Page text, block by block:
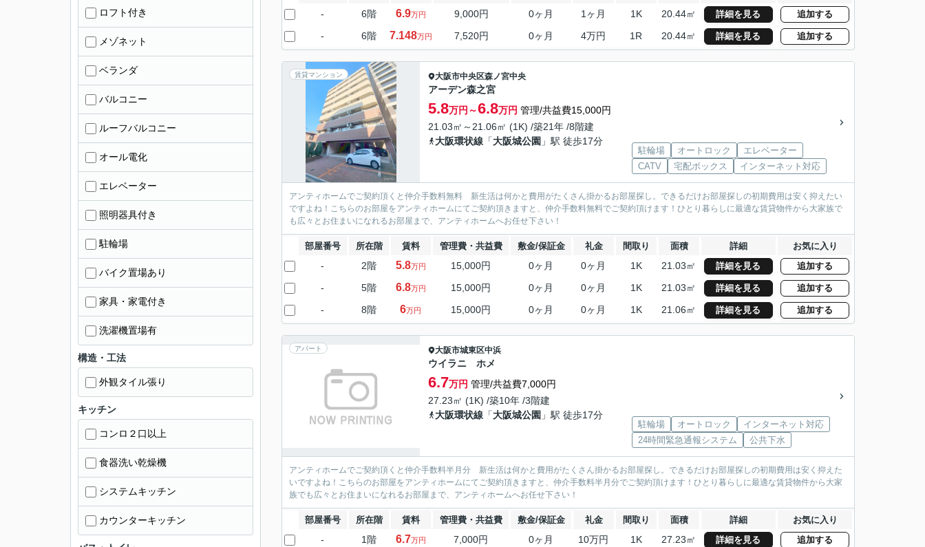
- 6階 6.9万円 9,000円 0ヶ月 1ヶ月 1K 20.44㎡ 詳細を見る 追加する
- 6階 7.148万円 7,520円 0ヶ月 4万円 1R 20.44㎡ 詳細を見る 追加する
賃貸マンション 大阪市中央区森ノ宮中央
アーデン森之宮
5.8万円～6.8万円 管理/共益費15,000円
21.03㎡～21.06㎡ (1K) /築21年 /8階建
大阪環状線 「大阪城公園 」駅 徒歩17分
駐輪場 オートロック
エレベーター
CATV
宅配ボックス インターネット対応
アンティホームでご契約頂くと仲介手数料無料 新生活は何かと費用がたくさん掛かるお部屋探し。できるだけお部屋探しの初期費用は安く抑えたい
ですよね！こちらのお部屋をアンティホームにてご契約頂きますと、仲介手数料無料でご契約頂けます！ひとり暮らしに最適な賃貸物件から大家族で
も広々とお住まいになれるお部屋まで、アンティホームへお任せ下さい！
部屋番号 所在階 賃料 管理費・共益費 敷金/保証金 礼金 間取り 面積 詳細 お気に入り
- 2階 5.8万円 15,000円 0ヶ月 0ヶ月 1K 21.03㎡ 詳細を見る 追加する
- 5階 6.8万円 15,000円 0ヶ月 0ヶ月 1K 21.03㎡ 詳細を見る 追加する
- 8階 6万円 15,000円 0ヶ月 0ヶ月 1K 21.06㎡ 詳細を見る 追加する
アパート 大阪市城東区中浜
ウイラニ ホメ
6.7万円 管理/共益費7,000円
27.23㎡ (1K) /築10年 /3階建
大阪環状線 「大阪城公園 」駅 徒歩17分
駐輪場 オートロック
インターネット対応
24時間緊急通報システム
公共下水
アンティホームでご契約頂くと仲介手数料半月分 新生活は何かと費用がたくさん掛かるお部屋探し。できるだけお部屋探しの初期費用は安く抑えた
いですよね！こちらのお部屋をアンティホームにてご契約頂きますと、仲介手数料半月分でご契約頂けます！ひとり暮らしに最適な賃貸物件から大家
族でも広々とお住まいになれるお部屋まで、アンティホームへお任せ下さい！
部屋番号 所在階 賃料 管理費・共益費 敷金/保証金 礼金 間取り 面積 詳細 お気に入り
- 1階 6.7万円 7,000円 0ヶ月 10万円 1K 27.23㎡ 詳細を見る 追加する
ロフト付き
メゾネット
ベランダ
バルコニー
ルーフバルコニー
オール電化
エレベーター
照明器具付き
駐輪場
バイク置場あり
家具・家電付き
洗濯機置場有
構造・工法
外観タイル張り
キッチン
コンロ２口以上
食器洗い乾燥機
システムキッチン
カウンターキッチン